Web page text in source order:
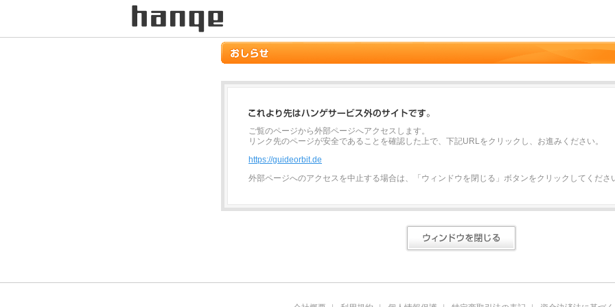
ご覧のページから外部ページへアクセスします。
リンク先のページが安全であることを確認した上で、下記URLをクリックし、お進みください。
https://guideorbit.de
外部ページへのアクセスを中止する場合は、「ウィンドウを閉じる」ボタンをクリックしてくださ